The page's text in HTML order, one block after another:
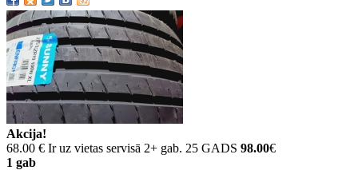
Akcija!
68.00 € Ir uz vietas servisā 2+ gab. 25 GADS 98.00€
1 gab